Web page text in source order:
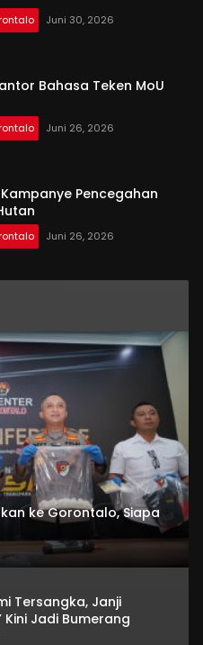
Juni 30, 2026
Bahasa Teken MoU
Juni 26, 2026
Pencegahan
Juni 26, 2026
ke Gorontalo, Siapa
Tersangka, Janji
Kini Jadi Bumerang